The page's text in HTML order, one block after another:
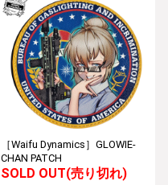
［Waifu Dynamics］GLOWIE-
CHAN PATCH
SOLD OUT(売り切れ)